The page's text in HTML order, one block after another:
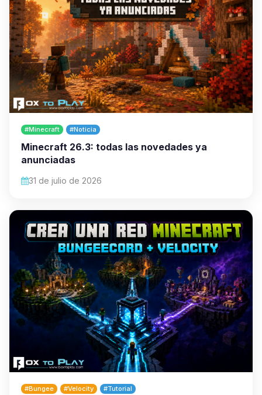
#Minecraft #Noticia
Minecraft 26.3: todas las novedades ya
anunciadas
31 de julio de 2026
#Bungee #Velocity #Tutorial